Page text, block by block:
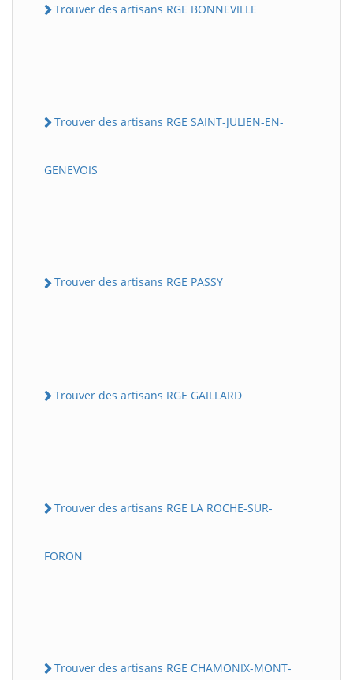
Trouver des artisans RGE BONNEVILLE
Trouver des artisans RGE SAINT-JULIEN-EN-
GENEVOIS
Trouver des artisans RGE PASSY
Trouver des artisans RGE GAILLARD
Trouver des artisans RGE LA ROCHE-SUR-
FORON
Trouver des artisans RGE CHAMONIX-MONT-